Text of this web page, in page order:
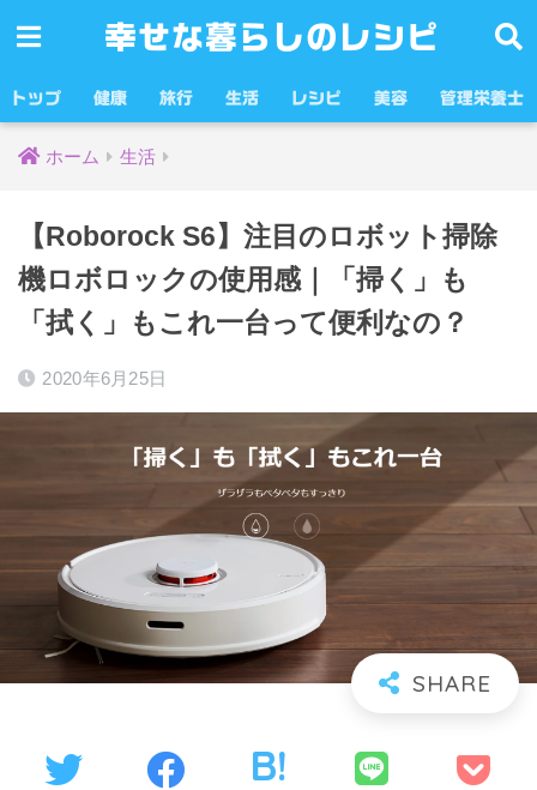
幸せな暮らしのレシピ
トップ 健康 旅行 生活 レシピ 美容 管理栄養士
ホーム 生活
【Roborock S6】注目のロボット掃除
機ロボロックの使用感｜「掃く」も
「拭く」もこれ一台って便利なの？
2020年6月25日